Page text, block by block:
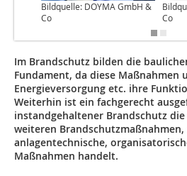
Bildquelle: DOYMA GmbH &
Co
Co
Im Brandschutz bilden die
Fundament, da diese Maßnahmen
Energieversorgung etc. ihre
Weiterhin ist ein fachgerecht
instandgehaltener Brandschutz
weiteren Brandschutzmaßnahmen,
anlagentechnische,
Maßnahmen handelt.